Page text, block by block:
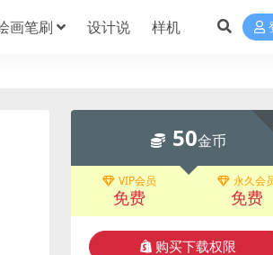
画笔刷 设计说 样机
50金币
VIP会员
免费
永久会
免费
购买下载权限